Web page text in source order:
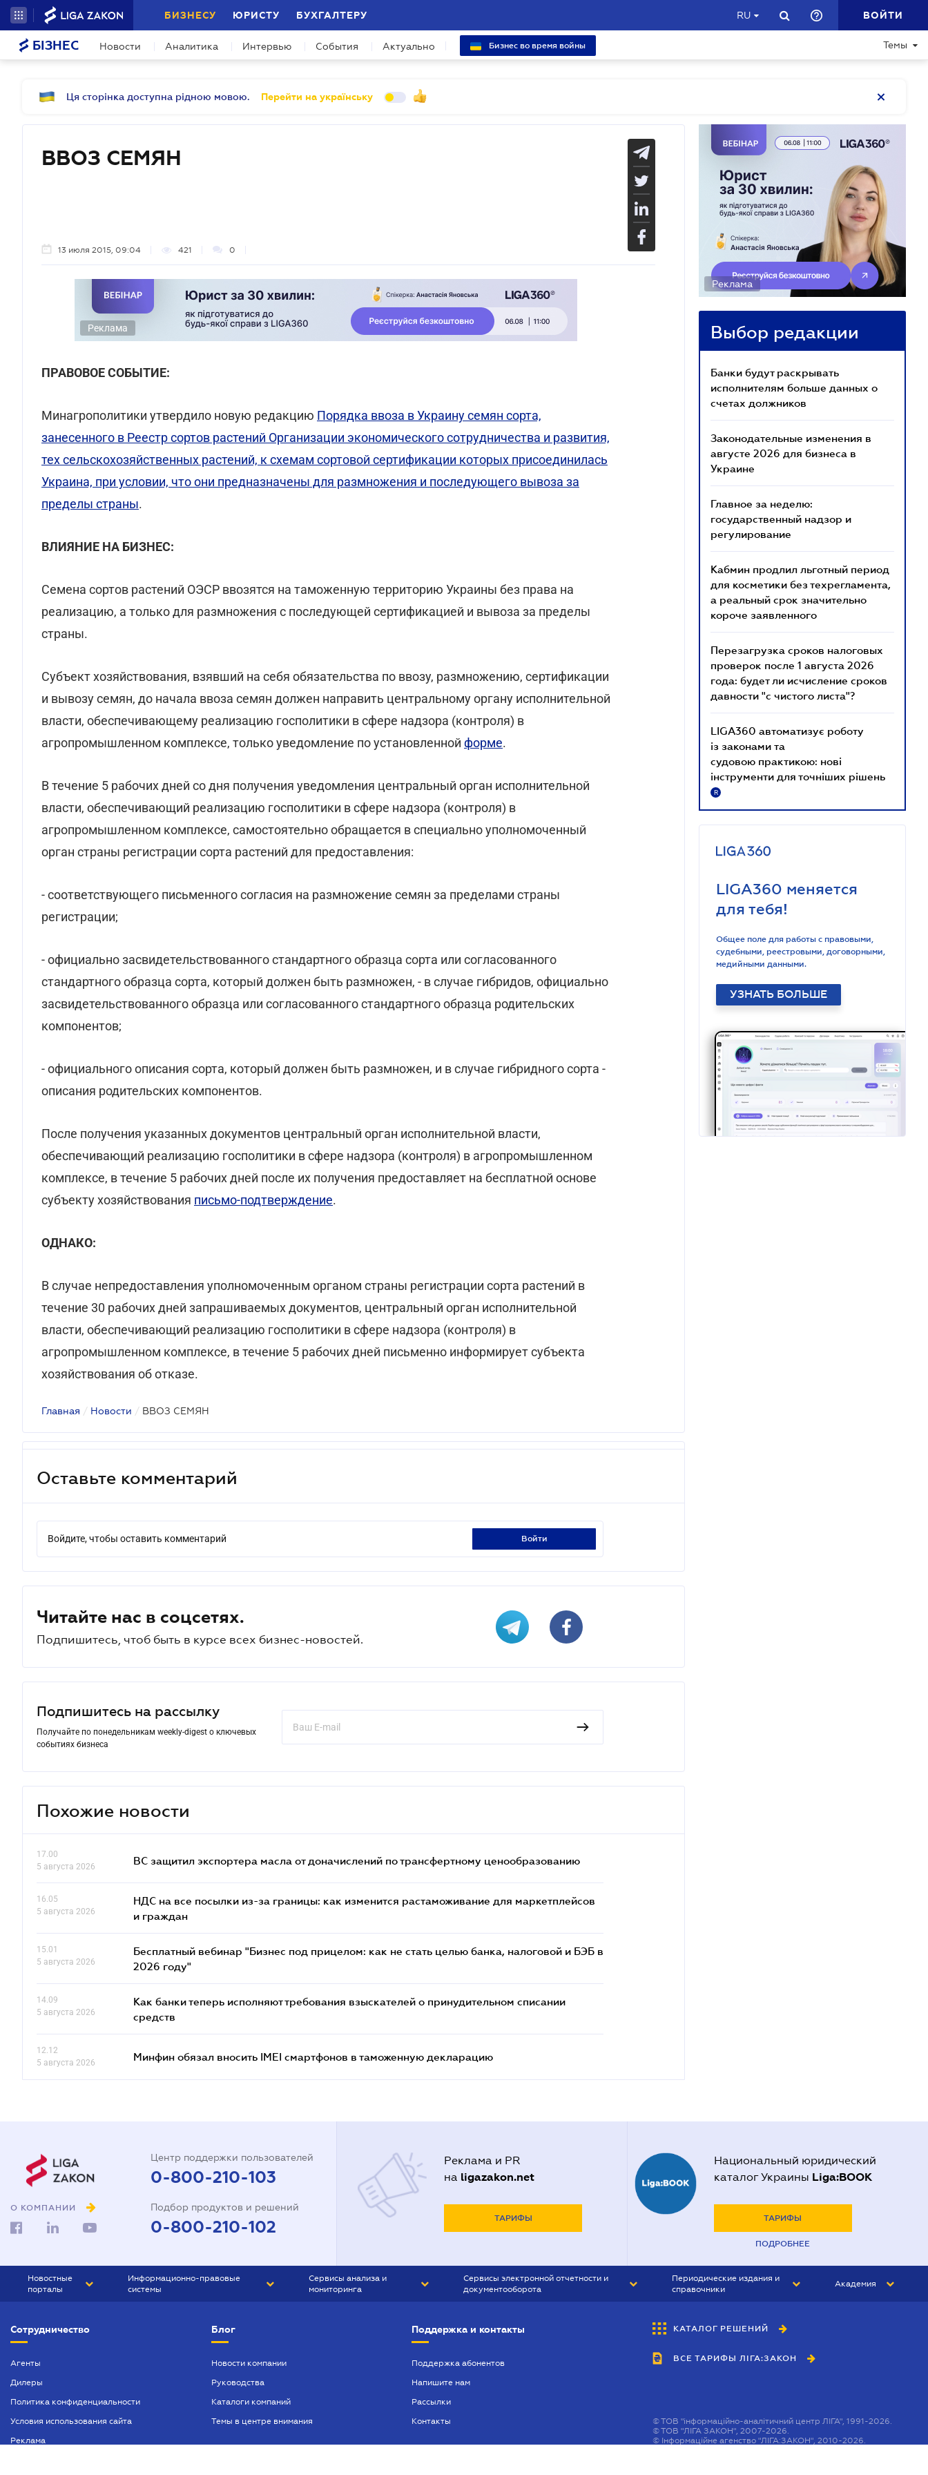
БИЗНЕСУ ЮРИСТУ БУХГАЛТЕРУ RU ВОЙТИ
БІЗНЕС Новости Аналитика Интервью События Актуально Бизнес во время войны Темы
Ця сторінка доступна рідною мовою. Перейти на українську
ВВОЗ СЕМЯН
13 июля 2015, 09:04 421 0
Реклама
ПРАВОВОЕ СОБЫТИЕ:
Минагрополитики утвердило новую редакцию Порядка ввоза в Украину семян сорта,
занесенного в Реестр сортов растений Организации экономического сотрудничества и развития,
тех сельскохозяйственных растений, к схемам сортовой сертификации которых присоединилась
Украина, при условии, что они предназначены для размножения и последующего вывоза за
пределы страны.
ВЛИЯНИЕ НА БИЗНЕС:
Семена сортов растений ОЭСР ввозятся на таможенную территорию Украины без права на
реализацию, а только для размножения с последующей сертификацией и вывоза за пределы
страны.
Субъект хозяйствования, взявший на себя обязательства по ввозу, размножению, сертификации
и вывозу семян, до начала ввоза семян должен направить центральному органу исполнительной
власти, обеспечивающему реализацию госполитики в сфере надзора (контроля) в
агропромышленном комплексе, только уведомление по установленной форме.
В течение 5 рабочих дней со дня получения уведомления центральный орган исполнительной
власти, обеспечивающий реализацию госполитики в сфере надзора (контроля) в
агропромышленном комплексе, самостоятельно обращается в специально уполномоченный
орган страны регистрации сорта растений для предоставления:
- соответствующего письменного согласия на размножение семян за пределами страны
регистрации;
- официально засвидетельствованного стандартного образца сорта или согласованного
стандартного образца сорта, который должен быть размножен, - в случае гибридов, официально
засвидетельствованного образца или согласованного стандартного образца родительских
компонентов;
- официального описания сорта, который должен быть размножен, и в случае гибридного сорта -
описания родительских компонентов.
После получения указанных документов центральный орган исполнительной власти,
обеспечивающий реализацию госполитики в сфере надзора (контроля) в агропромышленном
комплексе, в течение 5 рабочих дней после их получения предоставляет на бесплатной основе
субъекту хозяйствования письмо-подтверждение.
ОДНАКО:
В случае непредоставления уполномоченным органом страны регистрации сорта растений в
течение 30 рабочих дней запрашиваемых документов, центральный орган исполнительной
власти, обеспечивающий реализацию госполитики в сфере надзора (контроля) в
агропромышленном комплексе, в течение 5 рабочих дней письменно информирует субъекта
хозяйствования об отказе.
Главная / Новости / ВВОЗ СЕМЯН
Оставьте комментарий
Войдите, чтобы оставить комментарий войти
Читайте нас в соцсетях.
Подпишитесь, чтоб быть в курсе всех бизнес-новостей.
Подпишитесь на рассылку
Получайте по понедельникам weekly-digest о ключевых
событиях бизнеса
Похожие новости
17.00
5 августа 2026
ВС защитил экспортера масла от доначислений по трансфертному ценообразованию
16.05
5 августа 2026
НДС на все посылки из-за границы: как изменится растаможивание для маркетплейсов
и граждан
15.01
5 августа 2026
Бесплатный вебинар "Бизнес под прицелом: как не стать целью банка, налоговой и БЭБ в
2026 году"
14.09
5 августа 2026
Как банки теперь исполняют требования взыскателей о принудительном списании
средств
12.12
5 августа 2026
Минфин обязал вносить IMEI смартфонов в таможенную декларацию
Реклама
Выбор редакции
Банки будут раскрывать
исполнителям больше данных о
счетах должников
Законодательные изменения в
августе 2026 для бизнеса в
Украине
Главное за неделю:
государственный надзор и
регулирование
Кабмин продлил льготный период
для косметики без техрегламента,
а реальный срок значительно
короче заявленного
Перезагрузка сроков налоговых
проверок после 1 августа 2026
года: будет ли исчисление сроков
давности "с чистого листа"?
LIGA360 автоматизує роботу
із законами та
судовою практикою: нові
інструменти для точніших рішень
R
LIGA360 меняется
для тебя!
Общее поле для работы с правовыми,
судебными, реестровыми, договорными,
медийными данными.
УЗНАТЬ БОЛЬШЕ
О КОМПАНИИ
Центр поддержки пользователей
0-800-210-103
Подбор продуктов и решений
0-800-210-102
Реклама и PR
на ligazakon.net
ТАРИФЫ
Национальный юридический
каталог Украины Liga:BOOK
ТАРИФЫ
ПОДРОБНЕЕ
Новостные
порталы
БИЗНЕС
Информационно-правовые
системы
БУХГАЛТЕР ПРОФ
ЮРИСТ ПРОФ
Сервисы анализа и
мониторинга
Сервисы электронной отчетности и
документооборота
Периодические издания и
справочники
БУХГАЛТЕР&ЗАКОН
ВЕСТНИК МСФО
Академия
Сотрудничество
Агенты
Дилеры
Политика конфиденциальности
Условия использования сайта
Реклама
Блог
Новости компании
Руководства
Каталоги компаний
Темы в центре внимания
Поддержка и контакты
Поддержка абонентов
Напишите нам
Рассылки
Контакты
КАТАЛОГ РЕШЕНИЙ
ВСЕ ТАРИФЫ ЛІГА:ЗАКОН
©ТОВ "інформаційно-аналітичний центр ЛІГА", 1991-2026.
©ТОВ "ЛІГА ЗАКОН", 2007-2026.
© Інформаційне агенство "ЛІГА:ЗАКОН", 2010-2026.